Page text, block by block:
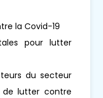
la Covid-19
pour lutter
du secteur
de lutter contre